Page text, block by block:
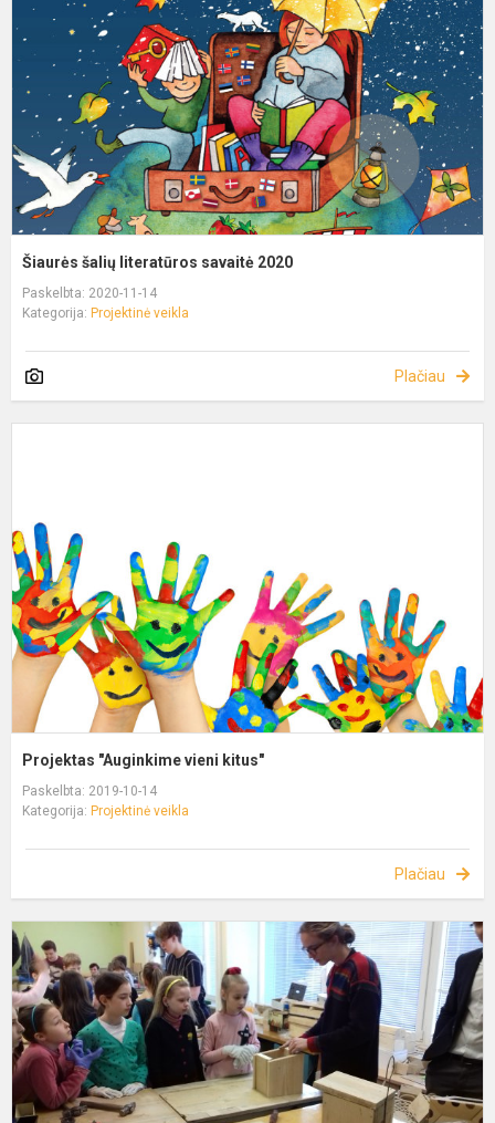
Šiaurės šalių literatūros savaitė 2020
Paskelbta: 2020-11-14
Kategorija: Projektinė veikla
Plačiau
Projektas "Auginkime vieni kitus"
Paskelbta: 2019-10-14
Kategorija: Projektinė veikla
Plačiau